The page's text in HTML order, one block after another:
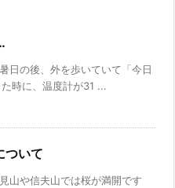
日の後、外を歩いていて「今日
時に、温度計が31 ...
ついて
山や信夫山では桜が満開です